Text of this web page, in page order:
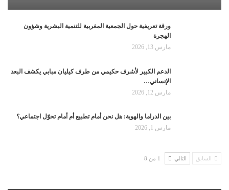
ورقة تعريفية حول الجمعية المغربية للتنمية البشرية وشؤون
الهجرة
مارس 13, 2026
الدعم الكبير لأشرف حكيمي من طرف كيليان مبابي يكشف البعد
الإنساني…
مارس 12, 2026
بين الدراما والهوية: هل نحن أمام تطبيع أم أمام تحوّل اجتماعي؟
مارس 1, 2026
السابق التالي 1 من 8